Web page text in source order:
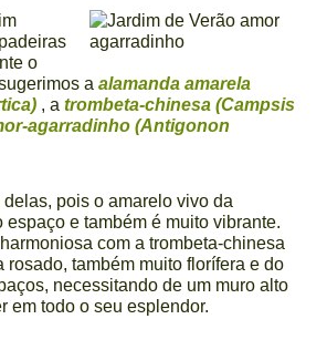
o
a alamanda amarela
, a trombeta-chinesa (Campsis
agarradinho (Antigonon
pois o amarelo vivo da
e também é muito vibrante.
com a trombeta-chinesa
rosado, também muito florífera e do
necessitando de um muro alto
em todo o seu esplendor.